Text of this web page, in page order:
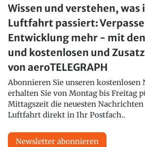
Wissen und verstehen, was
Luftfahrt passiert:
Entwicklung mehr - mit
und kostenlosen und
von aeroTELEGRAPH
Abonnieren Sie unseren kostenlosen
erhalten Sie von Montag bis Freitag
Mittagszeit die neuesten Nachrichten
Luftfahrt direkt in Ihr Postfach..
Newsletter abonnieren